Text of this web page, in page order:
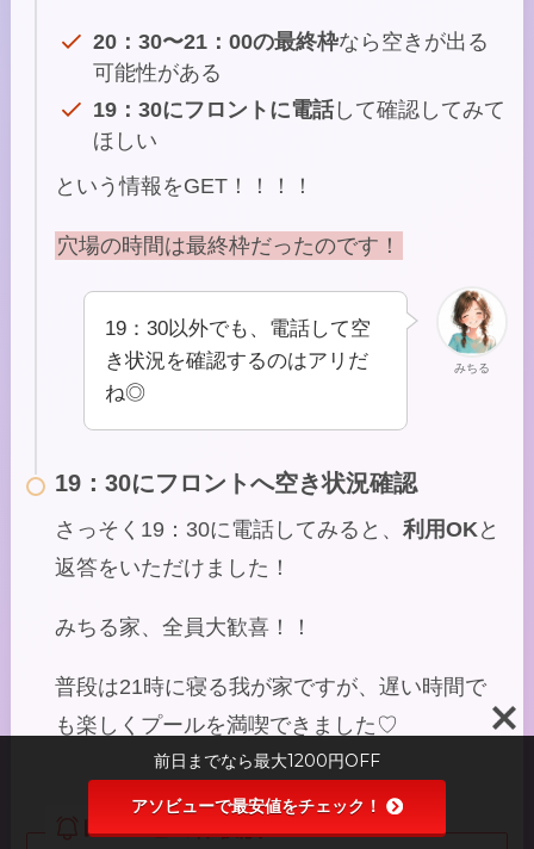
20：30〜21：00の最終枠なら空きが出る
可能性がある
19：30にフロントに電話して確認してみて
ほしい
という情報をGET！！！！
穴場の時間は最終枠だったのです！
みちる
19：30以外でも、電話して空
き状況を確認するのはアリだ
ね◎
19：30にフロントへ空き状況確認
さっそく19：30に電話してみると、利用OKと
返答をいただけました！
みちる家、全員大歓喜！！
普段は21時に寝る我が家ですが、遅い時間で
も楽しくプールを満喫できました♡
レゴハピの体験談
前日までなら最大1200円OFF
アソビューで最安値をチェック！